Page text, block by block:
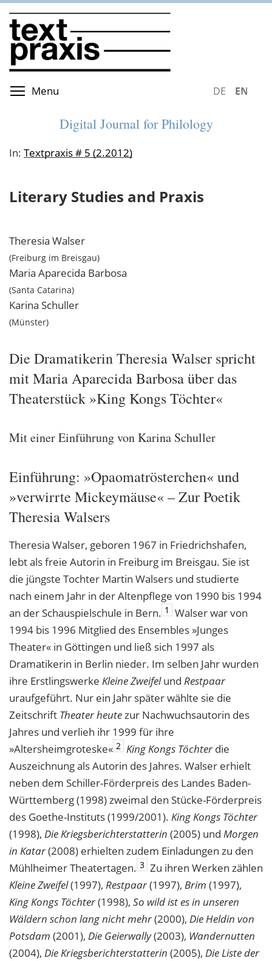
Skip
to
main
content
Menu DEUTSCH
Digital Journal for Philology
In: Textpraxis # 5 (2.2012)
Literary Studies and Praxis
Theresia Walser
Freiburg im Breisgau
Maria Aparecida Barbosa
Santa Catarina
Karina Schuller
Münster
Die Dramatikerin Theresia Walser spricht
mit Maria Aparecida Barbosa über das
Theaterstück »King Kongs Töchter«
Mit einer Einführung von Karina Schuller
Einführung: »Opaomatrösterchen« und
»verwirrte Mickeymäuse« – Zur Poetik
Theresia Walsers
Theresia Walser, geboren 1967 in Friedrichshafen,
lebt als freie Autorin in Freiburg im Breisgau. Sie ist
die jüngste Tochter Martin Walsers und studierte
nach einem Jahr in der Altenpflege von 1990 bis 1994
an der Schauspielschule in Bern. 1
Walser war von
1994 bis 1996 Mitglied des Ensembles »Junges
Theater« in Göttingen und ließ sich 1997 als
Dramatikerin in Berlin nieder. Im selben Jahr wurden
ihre Erstlingswerke Kleine Zweifelund Restpaar
uraufgeführt. Nur ein Jahr später wählte sie die
Zeitschrift Theater heutezur Nachwuchsautorin des
Jahres und verlieh ihr 1999 für ihre
»Altersheimgroteske« 2 King Kongs Töchterdie
Auszeichnung als Autorin des Jahres. Walser erhielt
neben dem Schiller-Förderpreis des Landes Baden-
Württemberg (1998) zweimal den Stücke-Förderpreis
des Goethe-Instituts (1999/2001). King Kongs Töchter
(1998), Die Kriegsberichterstatterin (2005) und Morgen
in Katar(2008) erhielten zudem Einladungen zu den
Mühlheimer Theatertagen. 3 Zu ihren Werken zählen
Kleine Zweifel(1997), Restpaar(1997), Brim (1997),
King Kongs Töchter(1998), So wild ist es in unseren
Wäldern schon lang nicht mehr(2000), Die Heldin von
Potsdam (2001), Die Geierwally(2003), Wandernutten
(2004), Die Kriegsberichterstatterin (2005), Die Liste der